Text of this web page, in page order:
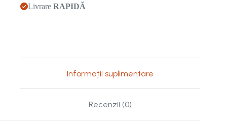
Livrare RAPIDĂ
Informații suplimentare
Recenzii (0)